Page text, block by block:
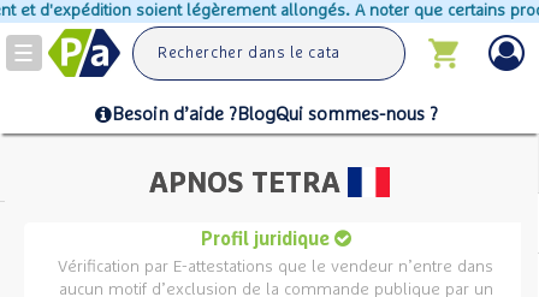
soient légèrement allongés. A noter que certains produits
Toggle
navigation
Besoin d’aide ?BlogQui sommes-nous ?
APNOS TETRA
Profil juridique
Vérification par E-attestations que le vendeur n’entre dans
aucun motif d’exclusion de la commande publique par un